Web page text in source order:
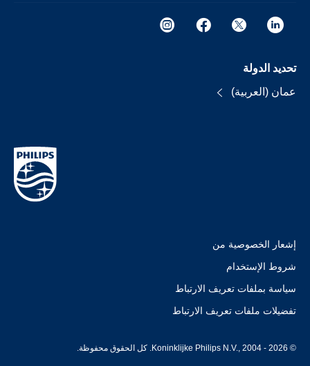
تحديد الدولة
عمان (العربية)
إشعار الخصوصية من
شروط الإستخدام
سياسة بملفات تعريف الارتباط
تفضيلات ملفات تعريف الارتباط
© Koninklijke Philips N.V., 2004 - 2026. كل الحقوق محفوظة.